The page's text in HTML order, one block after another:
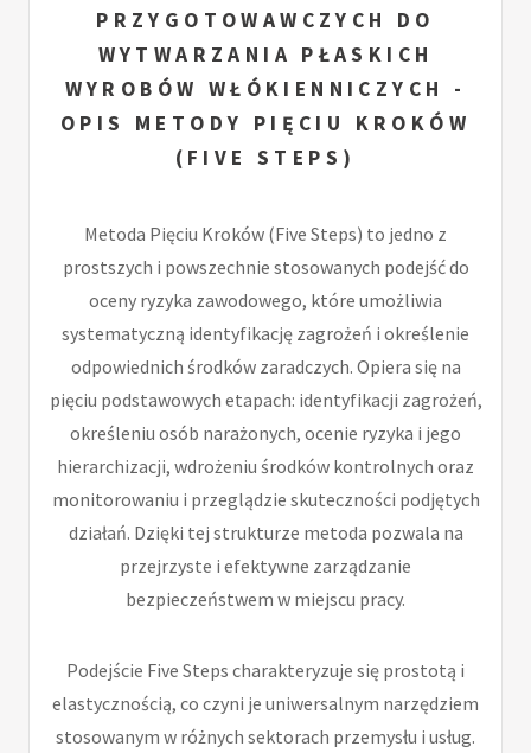
PRZYGOTOWAWCZYCH DO
WYTWARZANIA PŁASKICH
WYROBÓW WŁÓKIENNICZYCH -
OPIS METODY PIĘCIU KROKÓW
(FIVE STEPS)
Metoda Pięciu Kroków (Five Steps) to jedno z
prostszych i powszechnie stosowanych podejść do
oceny ryzyka zawodowego, które umożliwia
systematyczną identyfikację zagrożeń i określenie
odpowiednich środków zaradczych. Opiera się na
pięciu podstawowych etapach: identyfikacji zagrożeń,
określeniu osób narażonych, ocenie ryzyka i jego
hierarchizacji, wdrożeniu środków kontrolnych oraz
monitorowaniu i przeglądzie skuteczności podjętych
działań. Dzięki tej strukturze metoda pozwala na
przejrzyste i efektywne zarządzanie
bezpieczeństwem w miejscu pracy.
Podejście Five Steps charakteryzuje się prostotą i
elastycznością, co czyni je uniwersalnym narzędziem
stosowanym w różnych sektorach przemysłu i usług.